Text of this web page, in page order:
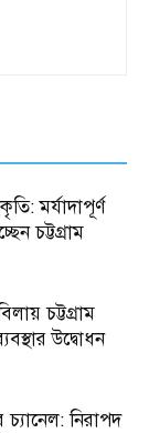
মর্যাদাপূর্ণ
চট্টগ্রাম
চট্টগ্রাম
উদ্বোধন
নিরাপদ